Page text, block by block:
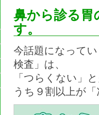
鼻から診る胃
す。
今話題になって
検査」は、
「つらくない」
うち９割以上が